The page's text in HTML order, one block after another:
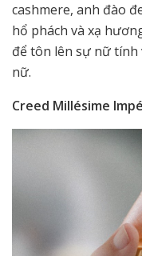
cashmere, anh đào
hổ phách và xạ
để tôn lên sự nữ tính
nữ.
Creed Millésime